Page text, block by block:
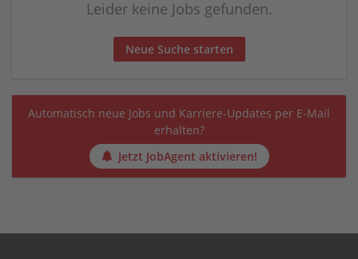
Leider keine Jobs gefunden.
Neue Suche starten
Automatisch neue Jobs und Karriere-Updates per E-Mail
erhalten?
Jetzt JobAgent aktivieren!